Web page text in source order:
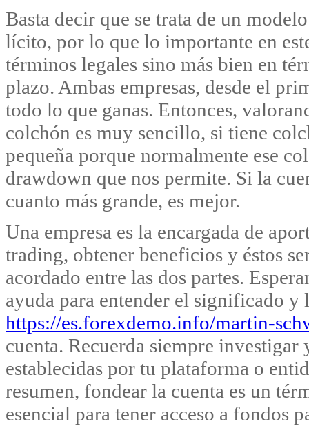
Basta decir que se trata de un
lícito, por lo que lo importante en
términos legales sino más bien en
plazo. Ambas empresas, desde el
todo lo que ganas. Entonces,
colchón es muy sencillo, si tiene
pequeña porque normalmente ese
drawdown que nos permite. Si la
cuanto más grande, es mejor.
Una empresa es la encargada de
trading, obtener beneficios y éstos
acordado entre las dos partes.
ayuda para entender el significado y
https://es.forexdemo.info/martin-
cuenta. Recuerda siempre
establecidas por tu plataforma o
resumen, fondear la cuenta es un
esencial para tener acceso a fondos